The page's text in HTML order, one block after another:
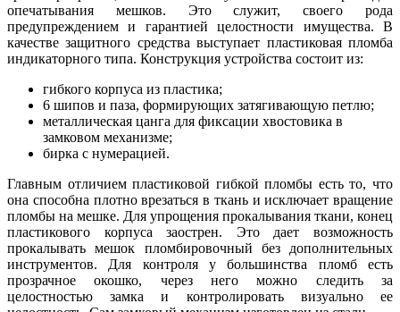
опечатывания мешков. Это служит, своего рода
предупреждением и гарантией целостности имущества. В
качестве защитного средства выступает пластиковая пломба
индикаторного типа. Конструкция устройства состоит из:
гибкого корпуса из пластика;
6 шипов и паза, формирующих затягивающую петлю;
металлическая цанга для фиксации хвостовика в
замковом механизме;
бирка с нумерацией.
Главным отличием пластиковой гибкой пломбы есть то, что
она способна плотно врезаться в ткань и исключает вращение
пломбы на мешке. Для упрощения прокалывания ткани, конец
пластикового корпуса заострен. Это дает возможность
прокалывать мешок пломбировочный без дополнительных
инструментов. Для контроля у большинства пломб есть
прозрачное окошко, через него можно следить за
целостностью замка и контролировать визуально ее